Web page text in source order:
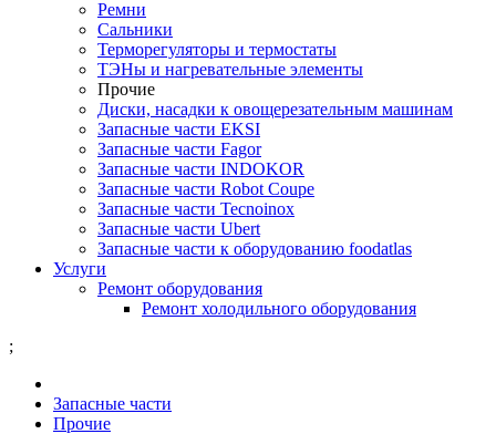
Ремни
Сальники
Терморегуляторы и термостаты
ТЭНы и нагревательные элементы
Прочие
Диски, насадки к овощерезательным машинам
Запасные части EKSI
Запасные части Fagor
Запасные части INDOKOR
Запасные части Robot Coupe
Запасные части Tecnoinox
Запасные части Ubert
Запасные части к оборудованию foodatlas
Услуги
Ремонт оборудования
Ремонт холодильного оборудования
;
Запасные части
Прочие